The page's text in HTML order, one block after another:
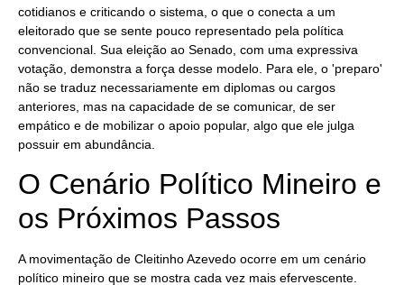
cotidianos e criticando o sistema, o que o conecta a um
eleitorado que se sente pouco representado pela política
convencional. Sua eleição ao Senado, com uma expressiva
votação, demonstra a força desse modelo. Para ele, o 'preparo'
não se traduz necessariamente em diplomas ou cargos
anteriores, mas na capacidade de se comunicar, de ser
empático e de mobilizar o apoio popular, algo que ele julga
possuir em abundância.
O Cenário Político Mineiro e
os Próximos Passos
A movimentação de Cleitinho Azevedo ocorre em um cenário
político mineiro que se mostra cada vez mais efervescente.